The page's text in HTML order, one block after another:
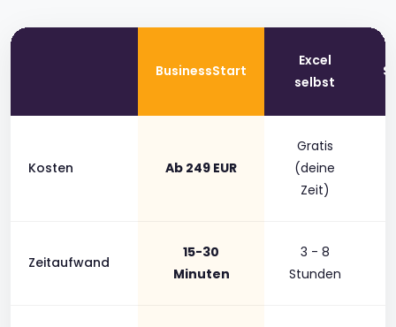
BusinessStart
Excel
selbst
Kosten Ab 249 EUR
Gratis
(deine
Zeit)
Zeitaufwand
15-30
Minuten
3 - 8
Stunden